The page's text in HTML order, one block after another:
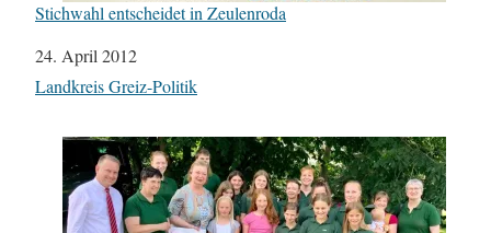
Stichwahl entscheidet in Zeulenroda
Datum
24. April 2012
In Bezug auf
Landkreis Greiz-Politik